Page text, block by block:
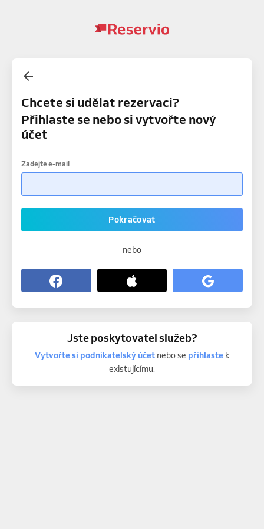
Chcete si udělat rezervaci?
Přihlaste se nebo si vytvořte nový
účet
Zadejte e-mail
Pokračovat
nebo
Jste poskytovatel služeb?
Vytvořte si podnikatelský účetnebo se přihlastek
existujícímu.